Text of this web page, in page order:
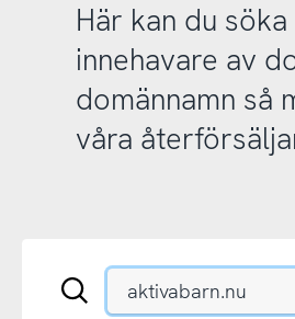
Här kan du
innehavare av
domännamn så
våra
Sök